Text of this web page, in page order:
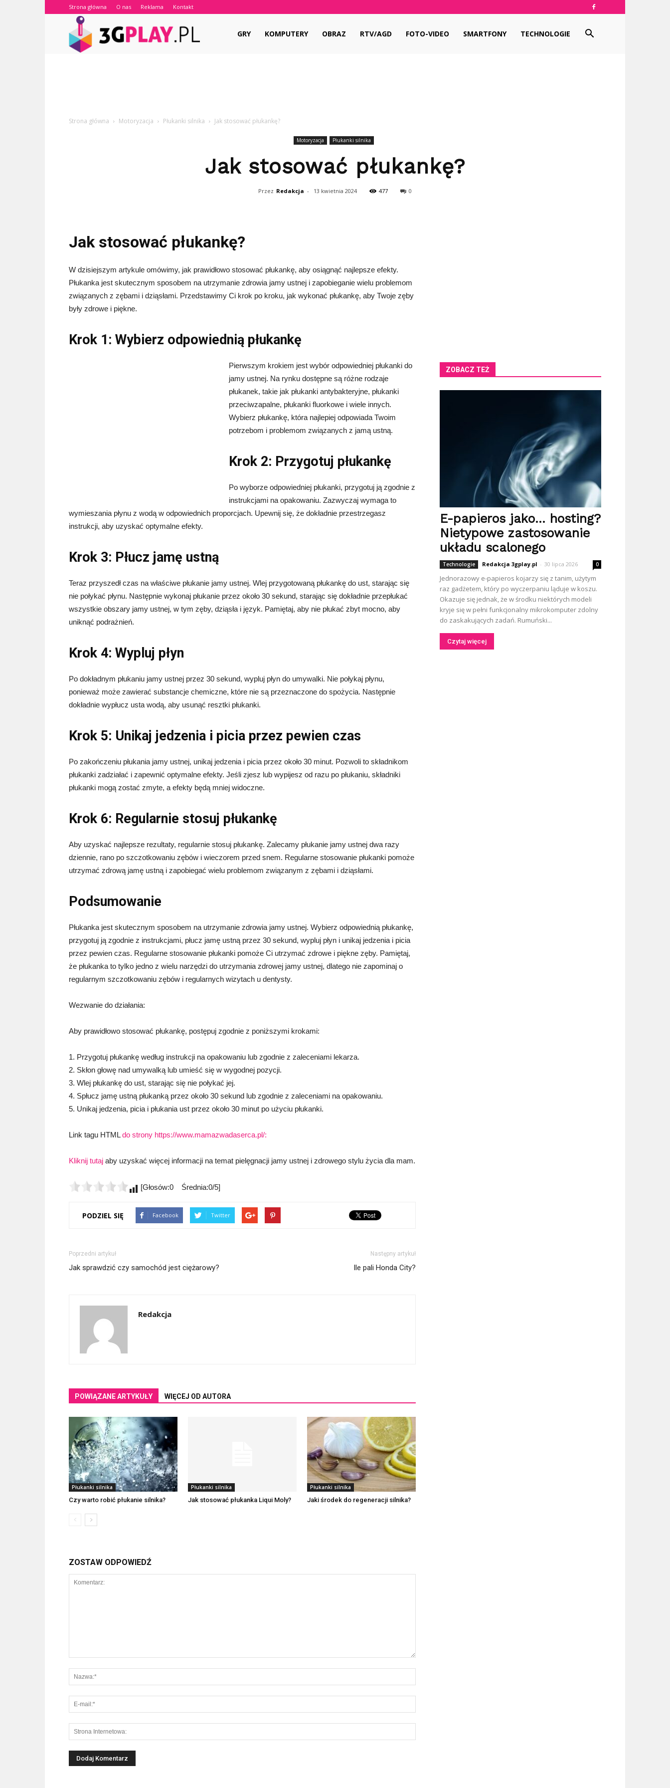
Strona główna O nas Reklama Kontakt
GRY KOMPUTERY OBRAZ RTV/AGD FOTO-VIDEO SMARTFONY TECHNOLOGIE
Strona główna Motoryzacja Płukanki silnika Jak stosować płukankę?
Motoryzacja Płukanki silnika
Jak stosować płukankę?
Przez Redakcja - 13 kwietnia 2024 477 0
Jak stosować płukankę?
W dzisiejszym artykule omówimy, jak prawidłowo stosować płukankę, aby osiągnąć najlepsze efekty.
Płukanka jest skutecznym sposobem na utrzymanie zdrowia jamy ustnej i zapobieganie wielu problemom
związanych z zębami i dziąsłami. Przedstawimy Ci krok po kroku, jak wykonać płukankę, aby Twoje zęby
były zdrowe i piękne.
Krok 1: Wybierz odpowiednią płukankę
Pierwszym krokiem jest wybór odpowiedniej płukanki do
jamy ustnej. Na rynku dostępne są różne rodzaje
płukanek, takie jak płukanki antybakteryjne, płukanki
przeciwzapalne, płukanki fluorkowe i wiele innych.
Wybierz płukankę, która najlepiej odpowiada Twoim
potrzebom i problemom związanych z jamą ustną.
Krok 2: Przygotuj płukankę
Po wyborze odpowiedniej płukanki, przygotuj ją zgodnie z
instrukcjami na opakowaniu. Zazwyczaj wymaga to
wymieszania płynu z wodą w odpowiednich proporcjach. Upewnij się, że dokładnie przestrzegasz
instrukcji, aby uzyskać optymalne efekty.
Krok 3: Płucz jamę ustną
Teraz przyszedł czas na właściwe płukanie jamy ustnej. Wlej przygotowaną płukankę do ust, starając się
nie połykać płynu. Następnie wykonaj płukanie przez około 30 sekund, starając się dokładnie przepłukać
wszystkie obszary jamy ustnej, w tym zęby, dziąsła i język. Pamiętaj, aby nie płukać zbyt mocno, aby
uniknąć podrażnień.
Krok 4: Wypluj płyn
Po dokładnym płukaniu jamy ustnej przez 30 sekund, wypluj płyn do umywalki. Nie połykaj płynu,
ponieważ może zawierać substancje chemiczne, które nie są przeznaczone do spożycia. Następnie
dokładnie wypłucz usta wodą, aby usunąć resztki płukanki.
Krok 5: Unikaj jedzenia i picia przez pewien czas
Po zakończeniu płukania jamy ustnej, unikaj jedzenia i picia przez około 30 minut. Pozwoli to składnikom
płukanki zadziałać i zapewnić optymalne efekty. Jeśli zjesz lub wypijesz od razu po płukaniu, składniki
płukanki mogą zostać zmyte, a efekty będą mniej widoczne.
Krok 6: Regularnie stosuj płukankę
Aby uzyskać najlepsze rezultaty, regularnie stosuj płukankę. Zalecamy płukanie jamy ustnej dwa razy
dziennie, rano po szczotkowaniu zębów i wieczorem przed snem. Regularne stosowanie płukanki pomoże
utrzymać zdrową jamę ustną i zapobiegać wielu problemom związanym z zębami i dziąsłami.
Podsumowanie
Płukanka jest skutecznym sposobem na utrzymanie zdrowia jamy ustnej. Wybierz odpowiednią płukankę,
przygotuj ją zgodnie z instrukcjami, płucz jamę ustną przez 30 sekund, wypluj płyn i unikaj jedzenia i picia
przez pewien czas. Regularne stosowanie płukanki pomoże Ci utrzymać zdrowe i piękne zęby. Pamiętaj,
że płukanka to tylko jedno z wielu narzędzi do utrzymania zdrowej jamy ustnej, dlatego nie zapominaj o
regularnym szczotkowaniu zębów i regularnych wizytach u dentysty.
Wezwanie do działania:
Aby prawidłowo stosować płukankę, postępuj zgodnie z poniższymi krokami:
1. Przygotuj płukankę według instrukcji na opakowaniu lub zgodnie z zaleceniami lekarza.
2. Skłon głowę nad umywalką lub umieść się w wygodnej pozycji.
3. Wlej płukankę do ust, starając się nie połykać jej.
4. Spłucz jamę ustną płukanką przez około 30 sekund lub zgodnie z zaleceniami na opakowaniu.
5. Unikaj jedzenia, picia i płukania ust przez około 30 minut po użyciu płukanki.
Link tagu HTMLdo strony https://www.mamazwadaserca.pl/:
Kliknij tutaj aby uzyskać więcej informacji na temat pielęgnacji jamy ustnej i zdrowego stylu życia dla mam.
[Głosów:0 Średnia:0/5]
PODZIEL SIĘ Facebook Twitter
Poprzedni artykuł
Jak sprawdzić czy samochód jest ciężarowy?
Następny artykuł
Ile pali Honda City?
Redakcja
POWIĄZANE ARTYKUŁY WIĘCEJ OD AUTORA
Płukanki silnika
Czy warto robić płukanie silnika?
Płukanki silnika
Jak stosować płukanka Liqui Moly?
Płukanki silnika
Jaki środek do regeneracji silnika?
ZOSTAW ODPOWIEDŹ
ZOBACZ TEŻ
E-papieros jako… hosting?
Nietypowe zastosowanie
układu scalonego
Technologie Redakcja 3gplay.pl - 30 lipca 2026 0
Jednorazowy e-papieros kojarzy się z tanim, użytym
raz gadżetem, który po wyczerpaniu ląduje w koszu.
Okazuje się jednak, że w środku niektórych modeli
kryje się w pełni funkcjonalny mikrokomputer zdolny
do zaskakujących zadań. Rumuński...
Czytaj więcej